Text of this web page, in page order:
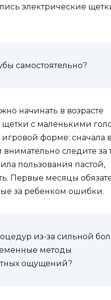
электрические
самостоятельно?
начинать в возрасте
щетки с маленькими
форме: сначала
следите за
пользования пастой,
Первые месяцы
за ребенком ошибки.
из-за сильной
методы
ощущений?